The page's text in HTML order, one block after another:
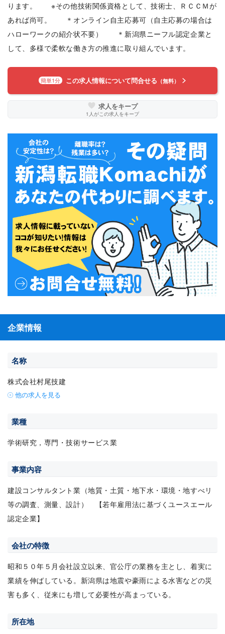
ります。 ※その他技術関係資格として、技術士、ＲＣＣＭが
あれば尚可。 ＊オンライン自主応募可（自主応募の場合は
ハローワークの紹介状不要） ＊新潟県ニーフル認定企業と
して、多様で柔軟な働き方の推進に取り組んでいます。
簡単1分 この求人情報について問合せる （無料）
求人をキープ
1 人がこの求人をキープ
企業情報
名称
株式会社村尾技建
他の求人を見る
業種
学術研究，専門・技術サービス業
事業内容
建設コンサルタント業（地質・土質・地下水・環境・地すべリ
等の調査、測量、設計） 【若年雇用法に基づくユースエール
認定企業】
会社の特徴
昭和５０年５月会社設立以来、官公庁の業務を主とし、着実に
業績を伸ばしている。新潟県は地震や豪雨による水害などの災
害も多く、従来にも増して必要性が高まっている。
所在地